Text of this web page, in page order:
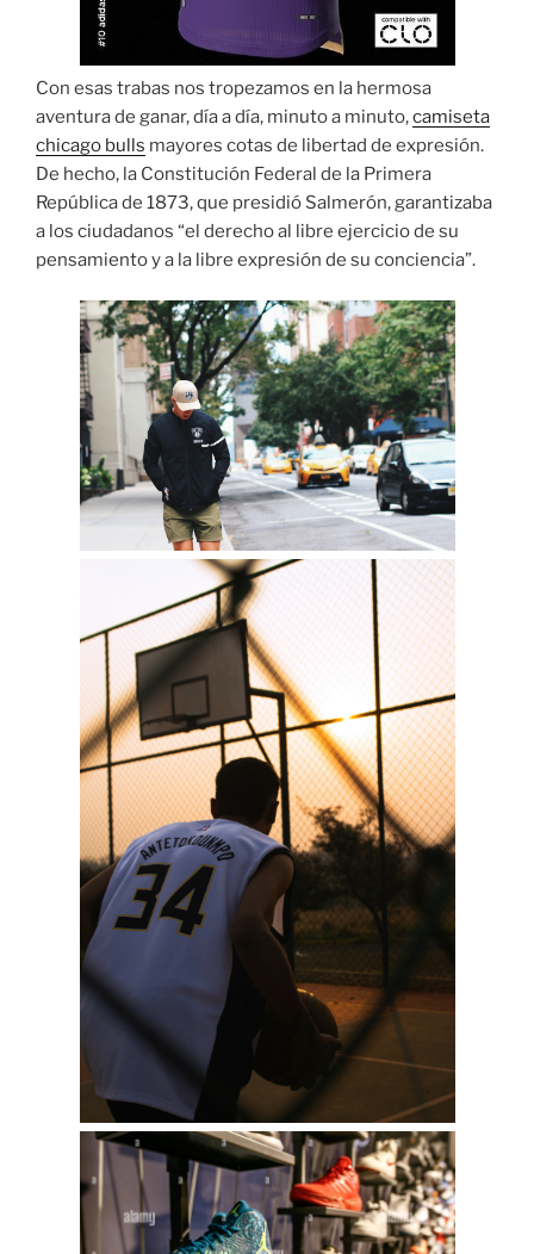
Con esas trabas nos tropezamos en la hermosa
aventura de ganar, día a día, minuto a minuto,camiseta
chicago bulls mayores cotas de libertad de expresión.
De hecho, la Constitución Federal de la Primera
República de 1873, que presidió Salmerón, garantizaba
a los ciudadanos “el derecho al libre ejercicio de su
pensamiento y a la libre expresión de su conciencia”.